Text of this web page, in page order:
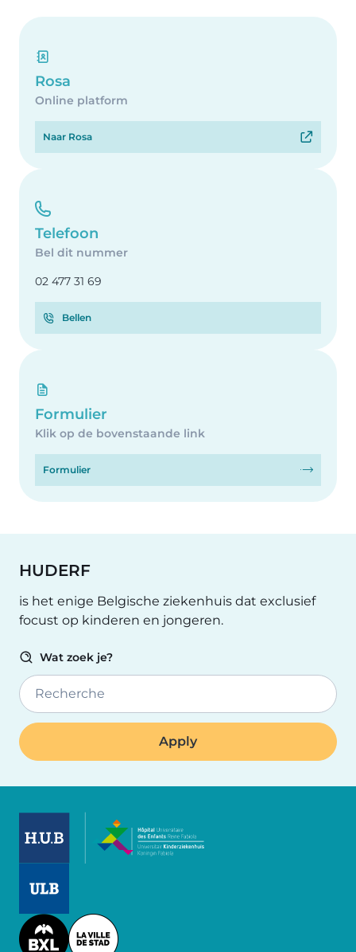
Rosa
Online platform
Naar Rosa
Telefoon
Bel dit nummer
02 477 31 69
Bellen
Formulier
Klik op de bovenstaande link
Formulier
HUDERF
is het enige Belgische ziekenhuis dat exclusief
focust op kinderen en jongeren.
Wat zoek je?
Recherche
Image